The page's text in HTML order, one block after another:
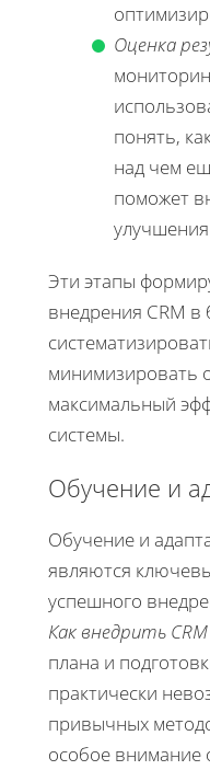
Оценка
понять,
над чем
поможет
Эти этапы
внедрения CRM
минимизировать
максимальный
системы.
Обучение и
Обучение и
являются
успешного
Как внедрить CRM
плана и
практически
привычных
особое